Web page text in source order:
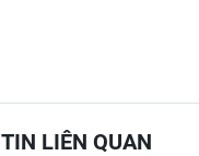
TIN LIÊN QUAN